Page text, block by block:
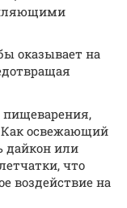
оказывает на
Как освежающий
дайкон или
что
воздействие на